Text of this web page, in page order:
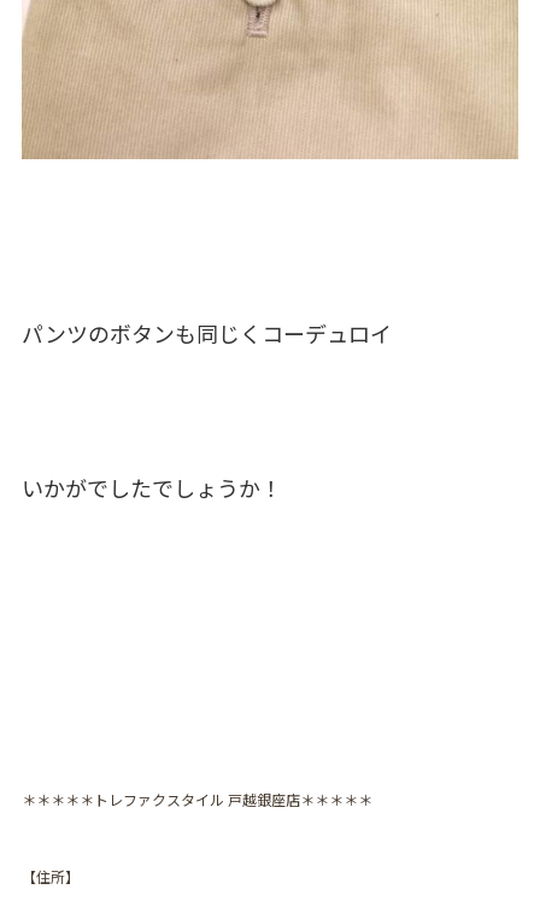
パンツのボタンも同じくコーデュロイ
いかがでしたでしょうか！
＊＊＊＊＊トレファクスタイル 戸越銀座店＊＊＊＊＊
【住所】